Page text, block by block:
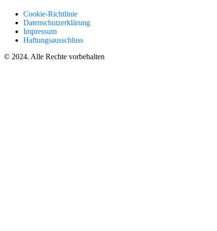
Cookie-Richtlinie
Datenschutzerklärung
Impressum
Haftungsausschluss
© 2024. Alle Rechte vorbehalten